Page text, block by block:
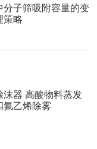
分子筛吸附容量的变
策略
沫器 高酸物料蒸发
氟乙烯除雾